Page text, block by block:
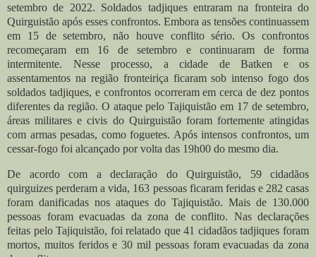
setembro de 2022. Soldados tadjiques entraram na fronteira do
Quirguistão após esses confrontos. Embora as tensões continuassem
em 15 de setembro, não houve conflito sério. Os confrontos
recomeçaram em 16 de setembro e continuaram de forma
intermitente. Nesse processo, a cidade de Batken e os
assentamentos na região fronteiriça ficaram sob intenso fogo dos
soldados tadjiques, e confrontos ocorreram em cerca de dez pontos
diferentes da região. O ataque pelo Tajiquistão em 17 de setembro,
áreas militares e civis do Quirguistão foram fortemente atingidas
com armas pesadas, como foguetes. Após intensos confrontos, um
cessar-fogo foi alcançado por volta das 19h00 do mesmo dia.
De acordo com a declaração do Quirguistão, 59 cidadãos
quirguizes perderam a vida, 163 pessoas ficaram feridas e 282 casas
foram danificadas nos ataques do Tajiquistão. Mais de 130.000
pessoas foram evacuadas da zona de conflito. Nas declarações
feitas pelo Tajiquistão, foi relatado que 41 cidadãos tadjiques foram
mortos, muitos feridos e 30 mil pessoas foram evacuadas da zona